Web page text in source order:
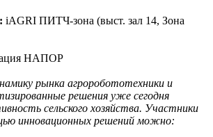
iAGRI ПИТЧ-зона (выст. зал 14, Зона
НАПОР
рынка агроробототехники и
решения уже сегодня
сельского хозяйства. Участники
инновационных решений можно: